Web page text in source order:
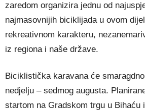
zaredom organizira jednu od
najmasovnijih biciklijada u ovom
rekreativnom karakteru,
iz regiona i naše države.
Biciklistička karavana će
nedjelju – sedmog augusta.
startom na Gradskom trgu u Bihaću